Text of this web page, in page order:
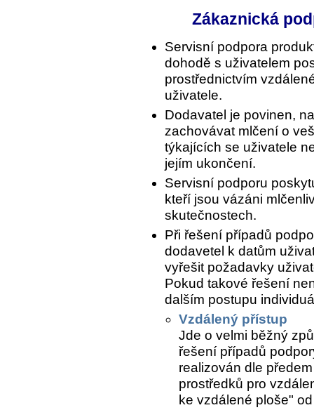
Zákaznická
Servisní podpora
dohodě s uživatelem
prostřednictvím
uživatele.
Dodavatel je povinen,
zachovávat mlčení o
týkajících se uživatele
jejím ukončení.
Servisní podporu
kteří jsou vázáni
skutečnostech.
Při řešení případů
dodavetel k datům
vyřešit požadavky
Pokud takové řešení
dalším postupu
Vzdálený přístup
Jde o velmi běžný
řešení případů
realizován dle
prostředků pro
ke vzdálené ploše"